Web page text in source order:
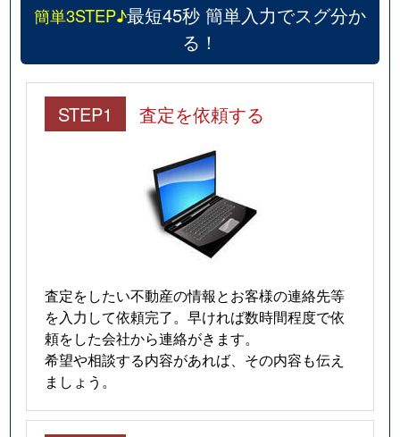
簡単3STEP♪最短45秒 簡単入力でスグ分か
る！
STEP1 査定を依頼する
査定をしたい不動産の情報とお客様の連絡先等
を入力して依頼完了。早ければ数時間程度で依
頼をした会社から連絡がきます。
希望や相談する内容があれば、その内容も伝え
ましょう。